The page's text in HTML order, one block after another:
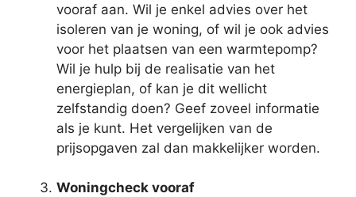
vooraf aan. Wil je enkel advies over het
isoleren van je woning, of wil je ook advies
voor het plaatsen van een warmtepomp?
Wil je hulp bij de realisatie van het
energieplan, of kan je dit wellicht
zelfstandig doen? Geef zoveel informatie
als je kunt. Het vergelijken van de
prijsopgaven zal dan makkelijker worden.
Woningcheck vooraf